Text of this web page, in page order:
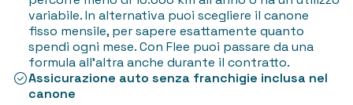
variabile. In alternativa puoi scegliere il canone
fisso mensile, per sapere esattamente quanto
spendi ogni mese. Con Flee puoi passare da una
formula all'altra anche durante il contratto.
Assicurazione auto senza franchigie inclusa nel
canone